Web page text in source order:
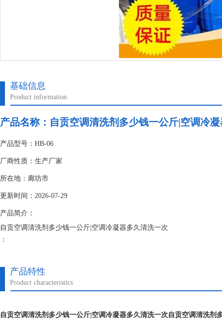
基础信息
Product information
产品名称： 自贡空调清洗剂多少钱一公斤|空调冷
产品型号：HB-06
厂商性质：生产厂家
所在地：廊坊市
更新时间：2026-07-29
产品简介：
自贡空调清洗剂多少钱一公斤|空调冷凝器多久清洗一次
：
产品特性
Product characteristics
自贡空调清洗剂多少钱一公斤|空调冷凝器多久清洗一次 自贡空调清洗剂